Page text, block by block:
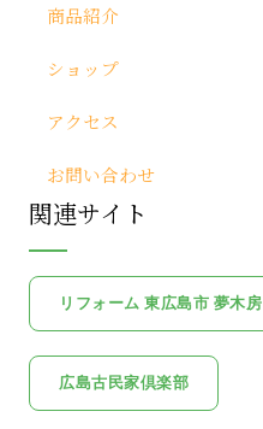
商品紹介
ショップ
アクセス
お問い合わせ
関連サイト
リフォーム 東広島市 夢木房
広島古民家倶楽部